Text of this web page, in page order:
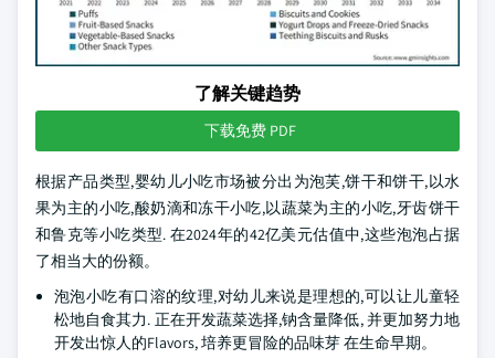
了解关键趋势
下载免费 PDF
根据产品类型,婴幼儿小吃市场被分出为泡芙,饼干和饼干,以水
果为主的小吃,酸奶滴和冻干小吃,以蔬菜为主的小吃,牙齿饼干
和鲁克等小吃类型. 在2024年的42亿美元估值中,这些泡泡占据
了相当大的份额。
泡泡小吃有口溶的纹理,对幼儿来说是理想的,可以让儿童轻
松地自食其力. 正在开发蔬菜选择,钠含量降低, 并更加努力地
开发出惊人的Flavors, 培养更冒险的品味芽 在生命早期。